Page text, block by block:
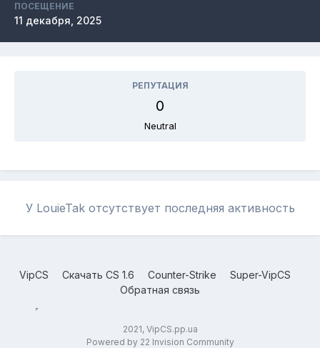
ПОСЕЩЕНИЕ
11 декабря, 2025
РЕПУТАЦИЯ
0
Neutral
У LouieTak отсутствует последняя активность
VipCS Скачать CS 1.6 Counter-Strike
Super-VipCS
Обратная связь
2021, VipCS.pp.ua
Powered by 22 Invision Community